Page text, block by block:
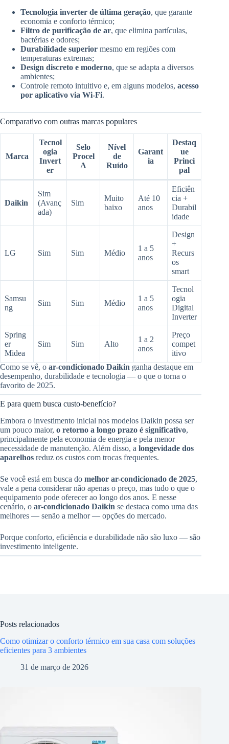
Tecnologia inverter de última geração, que garante
economia e conforto térmico;
Filtro de purificação de ar, que elimina partículas,
bactérias e odores;
Durabilidade superior mesmo em regiões com
temperaturas extremas;
Design discreto e moderno, que se adapta a diversos
ambientes;
Controle remoto intuitivo e, em alguns modelos, acesso
por aplicativo via Wi-Fi.
Comparativo com outras marcas populares
Marca
Tecnol
ogia
Invert
er
Selo
Procel
A
Nível
de
Ruído
Garant
ia
Destaq
ue
Princi
pal
Daikin
Sim
(Avanç
ada)
Sim
Muito
baixo
Até 10
anos
Eficiên
cia +
Durabil
idade
LG Sim Sim Médio
1 a 5
anos
Design
+
Recurs
os
smart
Samsu
ng
Sim Sim Médio
1 a 5
anos
Tecnol
ogia
Digital
Inverter
Spring
er
Midea
Sim Sim Alto
1 a 2
anos
Preço
compet
itivo
Como se vê, o ar-condicionado Daikin ganha destaque em
desempenho, durabilidade e tecnologia — o que o torna o
favorito de 2025.
E para quem busca custo-benefício?
Embora o investimento inicial nos modelos Daikin possa ser
um pouco maior, o retorno a longo prazo é significativo,
principalmente pela economia de energia e pela menor
necessidade de manutenção. Além disso, a longevidade dos
aparelhos reduz os custos com trocas frequentes.
Se você está em busca do melhor ar-condicionado de 2025,
vale a pena considerar não apenas o preço, mas tudo o que o
equipamento pode oferecer ao longo dos anos. E nesse
cenário, o ar-condicionado Daikin se destaca como uma das
melhores — senão a melhor — opções do mercado.
Porque conforto, eficiência e durabilidade não são luxo — são
investimento inteligente.
Posts relacionados
Como otimizar o conforto térmico em sua casa com soluções
eficientes para 3 ambientes
31 de março de 2026